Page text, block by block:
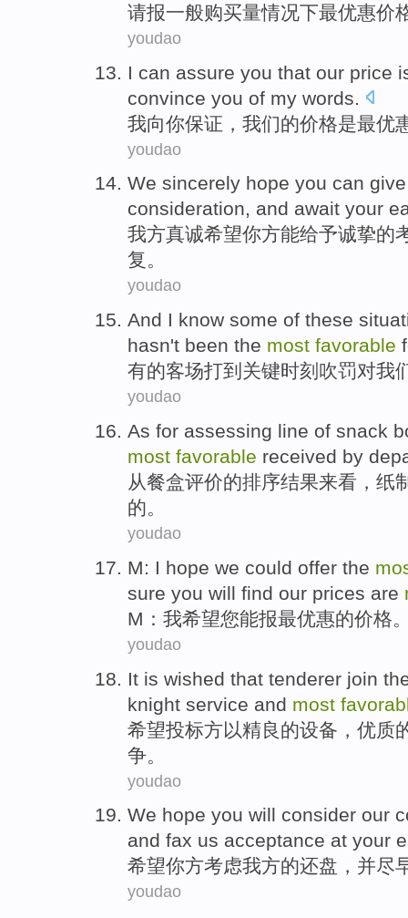
请报一般购买量情况下最优惠价
youdao
I can assure you that our price
convince you of my words.
我向你保证， 我们的价格是最优
youdao
We sincerely hope you can
consideration, and await your
我方真诚希望你方能给予诚挚的
复。
youdao
And I know some of these
hasn't been the most favorable
有的客场打到关键时刻 吹罚对我
youdao
As for assessing line of snack
most favorable received by
从餐盒评价的排序结果来看，纸
的。
youdao
M: I hope we could offer the
sure you will find our prices are
M ： 我希望您能报最优惠的价格
youdao
It is wished that tenderer join
knight service and most
希望投标方以精良的设备 ， 优质
争。
youdao
We hope you will consider our
and fax us acceptance at your
希望你方考虑我方的还盘， 并尽
youdao